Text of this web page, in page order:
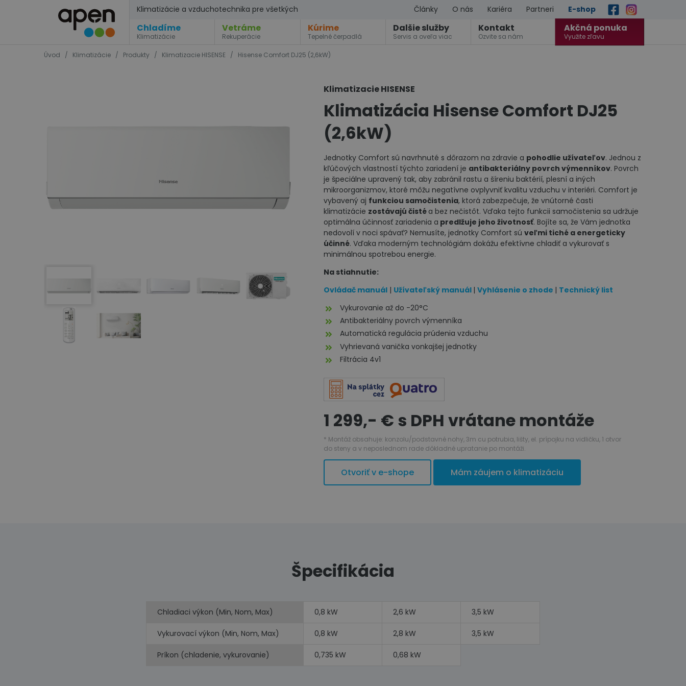
Klimatizácie a vzduchotechnika pre všetkých Články O nás Kariéra Partneri E-shop
Chladíme
Klimatizácie
Vetráme
Rekuperácie
Kúrime
Tepelné čerpadlá
Dalšie služby
Servis a oveľa viac
Kontakt
Ozvite sa nám
Akčná ponuka
Využite zľavu
Úvod / Klimatizácie / Produkty / Klimatizacie HISENSE / Hisense Comfort DJ25 (2,6kW)
Klimatizacie HISENSE
Klimatizácia Hisense Comfort DJ25
(2,6kW)
Jednotky Comfort sú navrhnuté s dôrazom na zdravie a pohodlie užívateľov. Jednou z
kľúčových vlastností týchto zariadení je antibakteriálny povrch výmenníkov. Povrch
je špeciálne upravený tak, aby zabránil rastu a šíreniu baktérií, plesní a iných
mikroorganizmov, ktoré môžu negatívne ovplyvniť kvalitu vzduchu v interiéri. Comfort je
vybavený aj funkciou samočistenia, ktorá zabezpečuje, že vnútorné časti
klimatizácie zostávajú čisté a bez nečistôt. Vďaka tejto funkcii samočistenia sa udržuje
optimálna účinnosť zariadenia a predlžuje jeho životnosť. Bojíte sa, že Vám jednotka
nedovolí v noci spávať? Nemusíte, jednotky Comfort súveľmi tiché a energeticky
účinné. Vďaka moderným technológiám dokážu efektívne chladiť a vykurovať s
minimálnou spotrebou energie.
Na stiahnutie:
Ovládač manuál | Užívateľský manuál |Vyhlásenie o zhode | Technický list
Vykurovanie až do -20°C
Antibakteriálny povrch výmenníka
Automatická regulácia prúdenia vzduchu
Vyhrievaná vanička vonkajšej jednotky
Filtrácia 4v1
1 299,- € s DPH vrátane montáže
* Montáž obsahuje: konzolu/podstavné nohy, 3m cu potrubia, lišty, el. prípojku na vidličku, 1 otvor
do steny a v neposlednom rade dôkladné upratanie po montáži.
Otvoriť v e-shope Mám záujem o klimatizáciu
Špecifikácia
Chladiaci výkon (Min, Nom, Max) 0,8 kW 2,6 kW 3,5 kW
Vykurovací výkon (Min, Nom, Max) 0,8 kW 2,8 kW 3,5 kW
Príkon (chladenie, vykurovanie) 0,735 kW 0,68 kW